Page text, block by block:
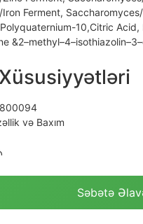
Ferment,
10,Citric
və Baxım
Səbətə